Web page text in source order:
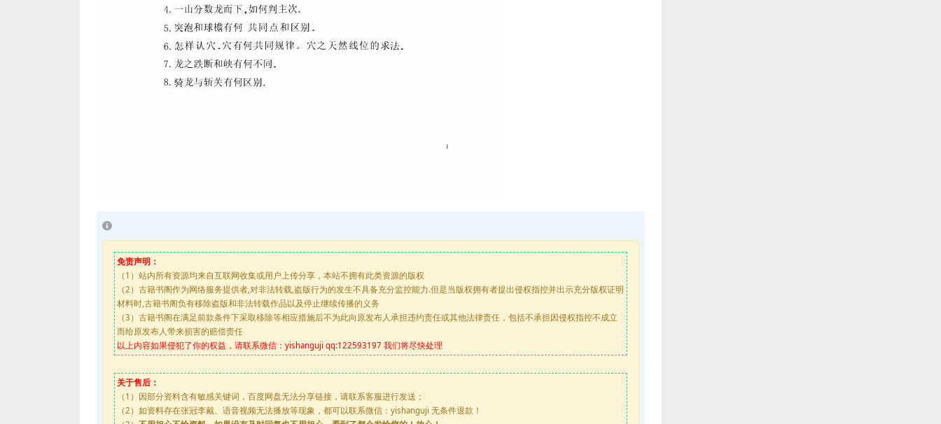
免责声明：
（1）站内所有资源均来自互联网收集或用户上传分享，本站不拥有此类资源的版权
（2）古籍书阁作为网络服务提供者,对非法转载,盗版行为的发生不具备充分监控能力.但是当版权拥有者提出侵权指控并出示充分版权证明
材料时,古籍书阁负有移除盗版和非法转载作品以及停止继续传播的义务
（3）古籍书阁在满足前款条件下采取移除等相应措施后不为此向原发布人承担违约责任或其他法律责任，包括不承担因侵权指控不成立
而给原发布人带来损害的赔偿责任
以上内容如果侵犯了你的权益，请联系微信：yishanguji qq:122593197 我们将尽快处理
关于售后：
（1）因部分资料含有敏感关键词，百度网盘无法分享链接，请联系客服进行发送；
（2）如资料存在张冠李戴、语音视频无法播放等现象，都可以联系微信：yishanguji 无条件退款！